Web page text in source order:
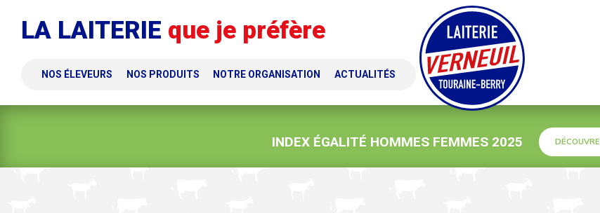
LA LAITERIE que je préfère
NOS ÉLEVEURS NOS PRODUITS NOTRE ORGANISATION ACTUALITÉS
INDEX ÉGALITÉ HOMMES FEMMES 2025